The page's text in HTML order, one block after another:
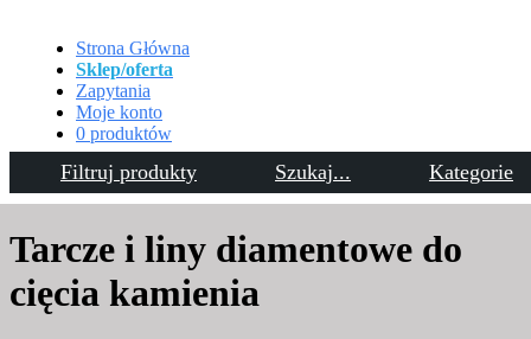
Filtruj produkty Szukaj... Kategorie
Strona Główna
Sklep/oferta
Zapytania
Moje konto
0 produktów
Kontakt
Tarcze i liny diamentowe do
cięcia kamienia